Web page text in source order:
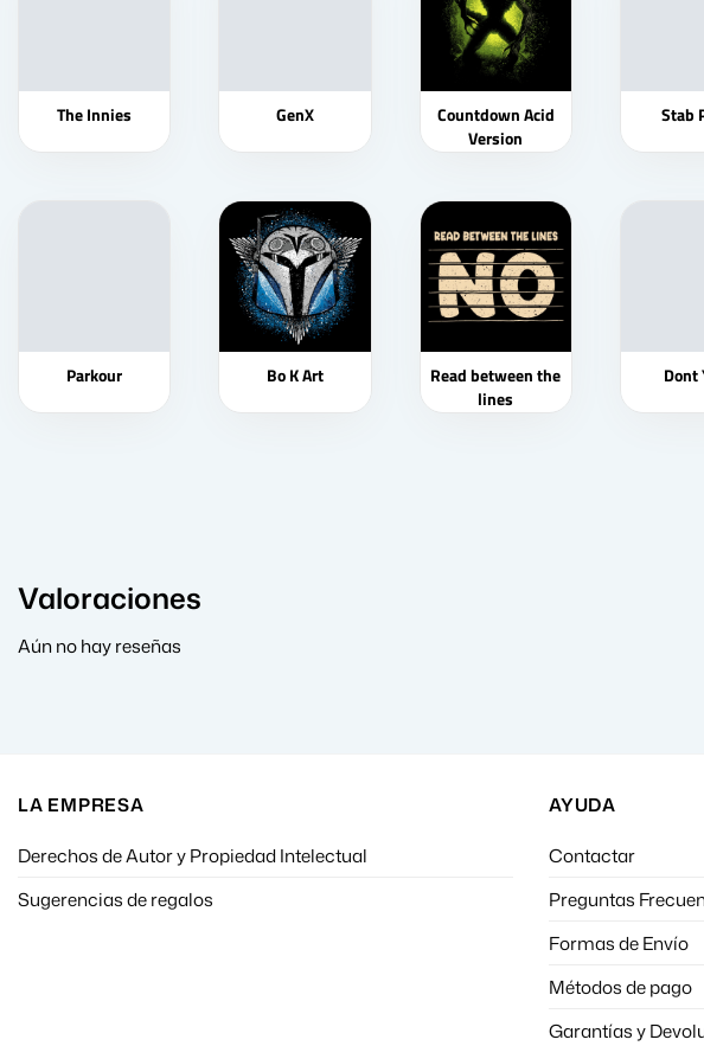
The Innies GenX
Countdown Acid
Version
Stab
Parkour Bo K Art
Read between the
lines
Dont
Valoraciones
Aún no hay reseñas
LA EMPRESA
Derechos de Autor y Propiedad Intelectual
Sugerencias de regalos
AYUDA
Contactar
Preguntas
Formas de Envío
Métodos de pago
Garantías y